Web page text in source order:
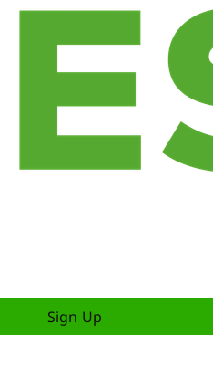
Sign Up